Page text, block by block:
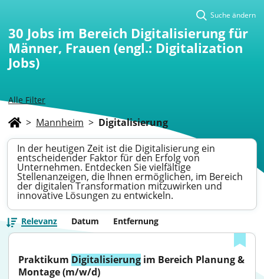
Alle Filter
Suche ändern
30 Jobs im Bereich Digitalisierung für
Männer, Frauen (engl.: Digitalization
Jobs)
> Mannheim > Digitalisierung
In der heutigen Zeit ist die Digitalisierung ein
entscheidender Faktor für den Erfolg von
Unternehmen. Entdecken Sie vielfältige
Stellenanzeigen, die Ihnen ermöglichen, im Bereich
der digitalen Transformation mitzuwirken und
innovative Lösungen zu entwickeln.
Relevanz Datum Entfernung
Praktikum Digitalisierung im Bereich Planung &
Montage (m/w/d)